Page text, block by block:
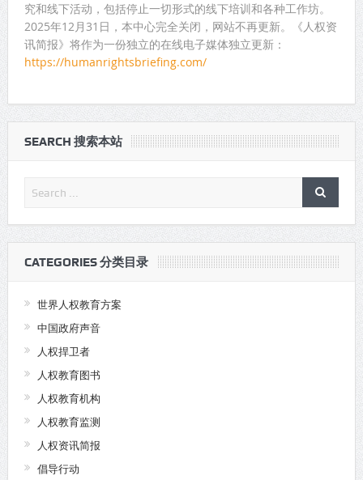
究和线下活动，包括停止一切形式的线下培训和各种工作坊。
2025年12月31日，本中心完全关闭，网站不再更新。《人权资
讯简报》将作为一份独立的在线电子媒体独立更新：
https://humanrightsbriefing.com/
SEARCH 搜索本站
CATEGORIES 分类目录
世界人权教育方案
中国政府声音
人权捍卫者
人权教育图书
人权教育机构
人权教育监测
人权资讯简报
倡导行动